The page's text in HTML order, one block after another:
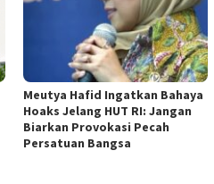
Meutya Hafid Ingatkan Bahaya
Hoaks Jelang HUT RI: Jangan
Biarkan Provokasi Pecah
Persatuan Bangsa